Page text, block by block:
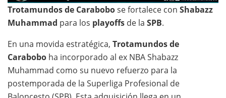
Trotamundos de Carabobose fortalece con Shabazz
Muhammad para los playoffs de la SPB.
En una movida estratégica, Trotamundos de
Carabobo ha incorporado al ex NBA Shabazz
Muhammad como su nuevo refuerzo para la
postemporada de la Superliga Profesional de